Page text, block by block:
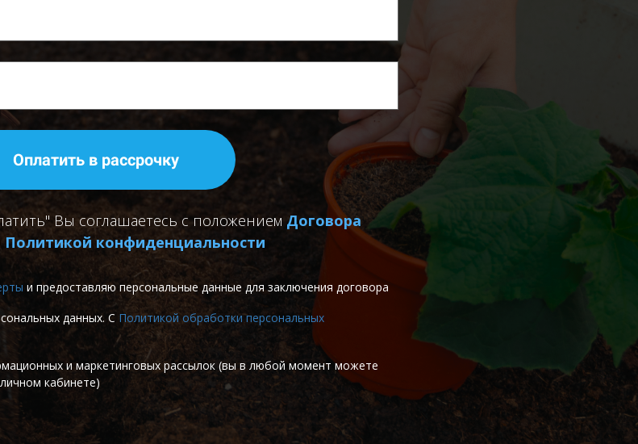
Оплатить в рассрочку
Вы соглашаетесь с положением Договора
Политикой конфиденциальности
и предоставляю персональные данные для заключения договора
данных. С Политикой обработки персональных
и маркетинговых рассылок (вы в любой момент можете
кабинете)